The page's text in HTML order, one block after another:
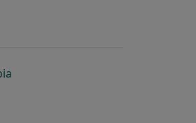
açılıraçılır
yeni bir sekmede açılır